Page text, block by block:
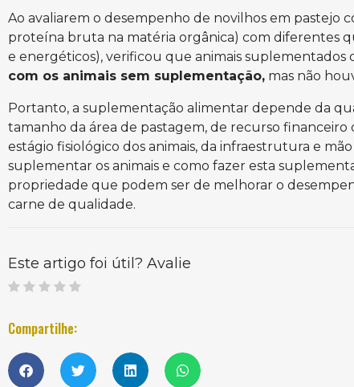
Ao avaliarem o desempenho de novilhos em pastejo
proteína bruta na matéria orgânica) com diferentes
e energéticos), verificou que animais suplementados
com os animais sem suplementação, mas não
Portanto, a suplementação alimentar depende da
tamanho da área de pastagem, de recurso financeiro
estágio fisiológico dos animais, da infraestrutura e
suplementar os animais e como fazer esta
propriedade que podem ser de melhorar o
carne de qualidade.
Este artigo foi útil? Avalie
Compartilhe: